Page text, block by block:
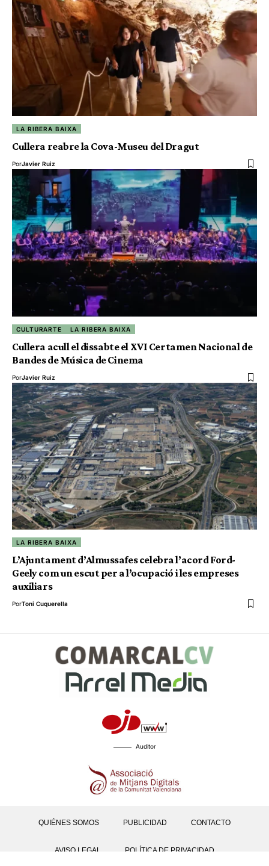
LA RIBERA BAIXA
Cullera reabre la Cova-Museu del Dragut
PorJavier Ruiz
CULTURARTE LA RIBERA BAIXA
Cullera acull el dissabte el XVI Certamen Nacional de
Bandes de Música de Cinema
PorJavier Ruiz
LA RIBERA BAIXA
L’Ajuntament d’Almussafes celebra l’acord Ford-
Geely com un escut per a l’ocupació i les empreses
auxiliars
PorToni Cuquerella
Auditor
QUIÉNES SOMOS PUBLICIDAD CONTACTO
AVISO LEGAL POLÍTICA DE PRIVACIDAD